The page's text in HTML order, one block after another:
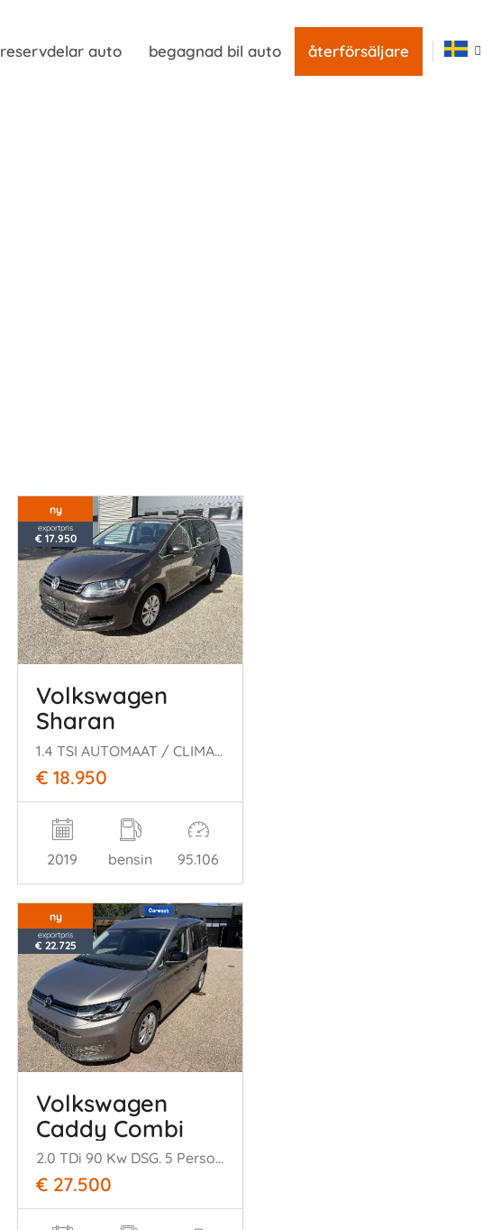
reservdelar auto begagnad bil auto återförsäljare
ny
exportpris
€ 17.950
Volkswagen
Sharan
1.4 TSI AUTOMAAT / CLIMA / CRUISE / NAVI / 7 PERS
€ 18.950
2019 bensin 95.106
ny
exportpris
€ 22.725
Volkswagen
Caddy Combi
2.0 TDi 90 Kw DSG. 5 Persoons
€ 27.500